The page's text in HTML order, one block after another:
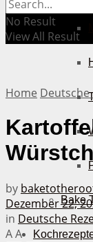
Bake
No Result
View All Result
Home Deutsche
by
Dezember 22,
in Deutsche
AA